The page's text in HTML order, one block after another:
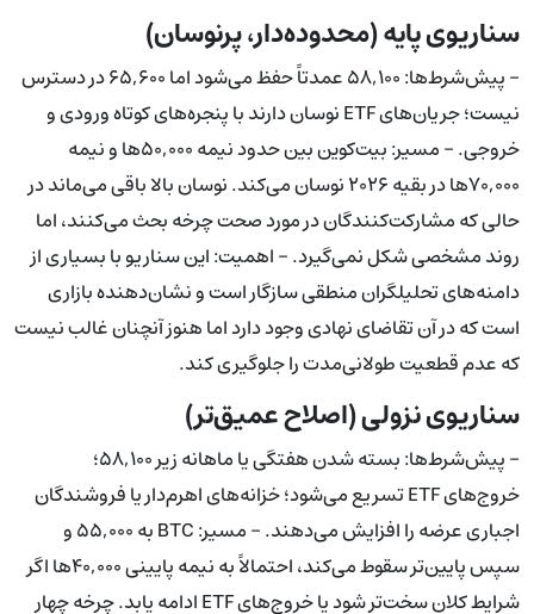
سناریوی پایه (محدوده‌دار، پرنوسان)
- پیش‌شرط‌ها: ۵۸,۱۰۰ عمدتاً حفظ می‌شود اما ۶۵,۶۰۰ در دسترس
نیست؛ جریان‌های ETF نوسان دارند با پنجره‌های کوتاه ورودی و
خروجی. - مسیر: بیت‌کوین بین حدود نیمه ۵۰,۰۰۰ها و نیمه
۷۰,۰۰۰ها در بقیه ۲۰۲۶ نوسان می‌کند. نوسان بالا باقی می‌ماند در
حالی که مشارکت‌کنندگان در مورد صحت چرخه بحث می‌کنند، اما
روند مشخصی شکل نمی‌گیرد. - اهمیت: این سناریو با بسیاری از
دامنه‌های تحلیلگران منطقی سازگار است و نشان‌دهنده بازاری
است که در آن تقاضای نهادی وجود دارد اما هنوز آنچنان غالب نیست
که عدم قطعیت طولانی‌مدت را جلوگیری کند.
سناریوی نزولی (اصلاح عمیق‌تر)
- پیش‌شرط‌ها: بسته شدن هفتگی یا ماهانه زیر ۵۸,۱۰۰؛
خروج‌های ETF تسریع می‌شود؛ خزانه‌های اهرم‌دار یا فروشندگان
اجباری عرضه را افزایش می‌دهند. - مسیر: BTC به ۵۵,۰۰۰ و
سپس پایین‌تر سقوط می‌کند، احتمالاً به نیمه پایینی ۴۰,۰۰۰ها اگر
شرایط کلان سخت‌تر شود یا خروج‌های ETF ادامه یابد. چرخه چهار